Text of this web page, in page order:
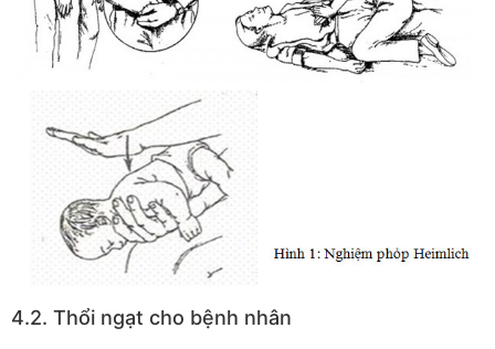
4.2. Thổi ngạt cho bệnh nhân